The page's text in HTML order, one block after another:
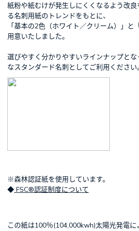
紙粉や紙むけが発生しにくくなるよう改
る名刺用紙のトレンドをもとに、
「基本の2色（ホワイト／クリーム）」と
用意いたしました。
選びやすく分かりやすいラインナップと
なスタンダード名刺としてご利用ください。
※森林認証紙を使用しています。
◆ FSC®認証制度について
この紙は100％(104,000kwh)太陽光発電